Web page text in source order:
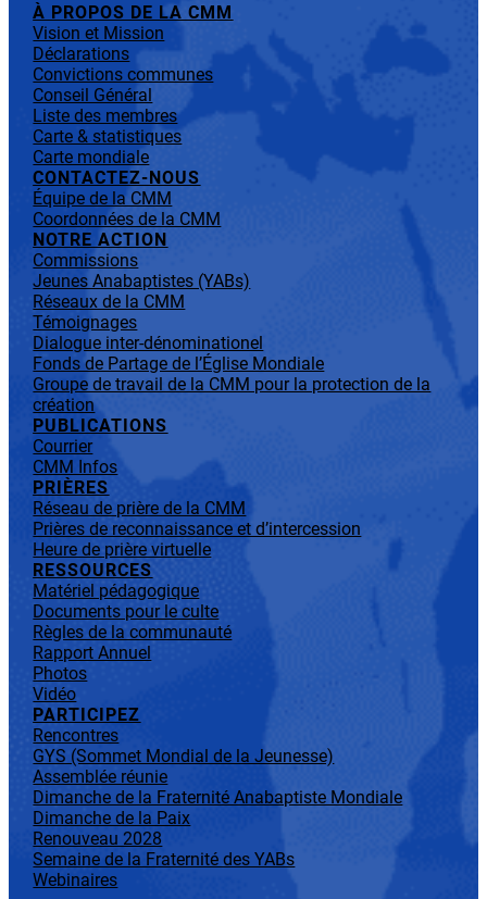
À PROPOS DE LA CMM
Vision et Mission
Déclarations
Convictions communes
Conseil Général
Liste des membres
Carte & statistiques
Carte mondiale
CONTACTEZ-NOUS
Équipe de la CMM
Coordonnées de la CMM
NOTRE ACTION
Commissions
Jeunes Anabaptistes (YABs)
Réseaux de la CMM
Témoignages
Dialogue inter-dénominationel
Fonds de Partage de l’Église Mondiale
Groupe de travail de la CMM pour la protection de la
création
PUBLICATIONS
Courrier
CMM Infos
PRIÈRES
Réseau de prière de la CMM
Prières de reconnaissance et d’intercession
Heure de prière virtuelle
RESSOURCES
Matériel pédagogique
Documents pour le culte
Règles de la communauté
Rapport Annuel
Photos
Vidéo
PARTICIPEZ
Rencontres
GYS (Sommet Mondial de la Jeunesse)
Assemblée réunie
Dimanche de la Fraternité Anabaptiste Mondiale
Dimanche de la Paix
Renouveau 2028
Semaine de la Fraternité des YABs
Webinaires